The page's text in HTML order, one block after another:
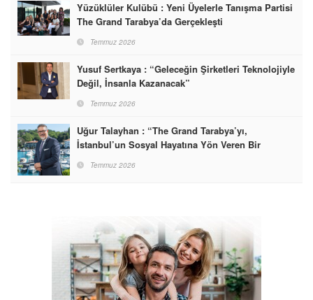
Yüzüklüler Kulübü : Yeni Üyelerle Tanışma Partisi
The Grand Tarabya’da Gerçekleşti
Temmuz 2026
Yusuf Sertkaya : “Geleceğin Şirketleri Teknolojiyle
Değil, İnsanla Kazanacak”
Temmuz 2026
Uğur Talayhan : “The Grand Tarabya’yı,
İstanbul’un Sosyal Hayatına Yön Veren Bir
Destinasyon Haline Getirmeyi Hedefliyorum”
Temmuz 2026